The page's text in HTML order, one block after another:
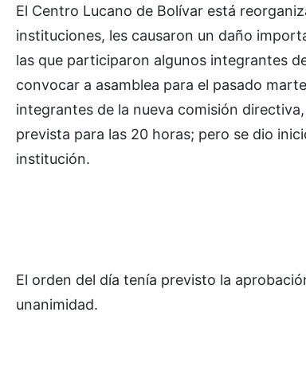
El Centro Lucano de Bolívar está
instituciones, les causaron un daño
las que participaron algunos integrantes
convocar a asamblea para el pasado
integrantes de la nueva comisión
prevista para las 20 horas; pero se dio
institución.
El orden del día tenía previsto la
unanimidad.